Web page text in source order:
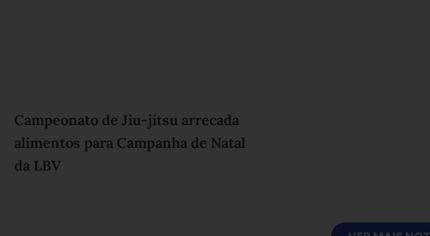
Campeonato de Jiu-jítsu arrecada
alimentos para Campanha de Natal
da LBV